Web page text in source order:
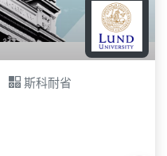
斯科耐省